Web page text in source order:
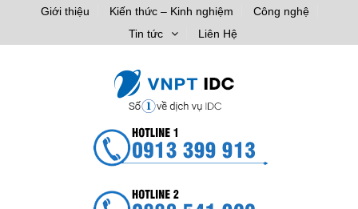
Giới thiệu Kiến thức – Kinh nghiệm
Công nghệ
Tin tức
Liên Hệ